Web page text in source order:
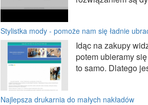
Stylistka mody - pomoże nam się ładnie
Idąc na zakupy
potem ubieramy
to samo. Dlatego
Najlepsza drukarnia do małych nakładów